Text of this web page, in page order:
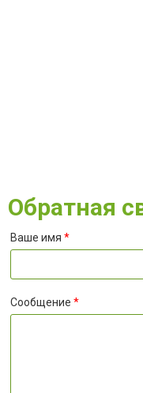
Обратная
Ваше имя *
Сообщение *